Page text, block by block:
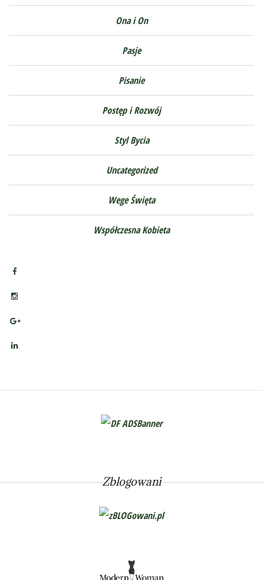
Ona i On
Pasje
Pisanie
Postęp i Rozwój
Styl Bycia
Uncategorized
Wege Święta
Współczesna Kobieta
Zblogowani